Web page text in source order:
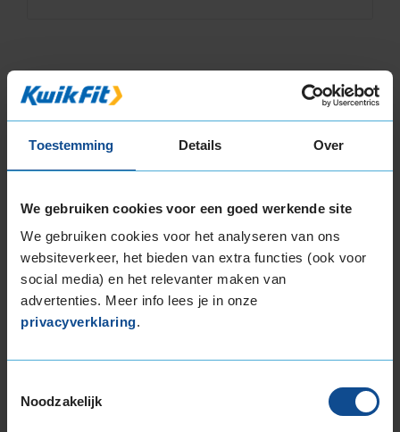
Toestemming Details Over
We gebruiken cookies voor een goed werkende site
We gebruiken cookies voor het analyseren van ons
websiteverkeer, het bieden van extra functies (ook voor
social media) en het relevanter maken van
advertenties. Meer info lees je in onze
privacyverklaring.
Noodzakelijk
Bandenmontagepakketten
Kies je
Montage Veilig & Zeker
Per band € 40,-